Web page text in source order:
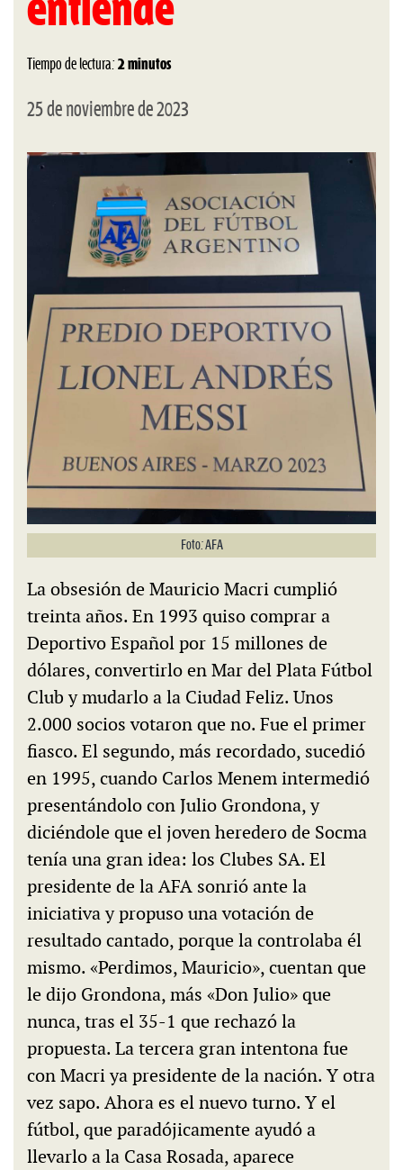
entiende
Tiempo de lectura: 2 minutos
25 de noviembre de 2023
Foto: AFA
La obsesión de Mauricio Macri cumplió
treinta años. En 1993 quiso comprar a
Deportivo Español por 15 millones de
dólares, convertirlo en Mar del Plata Fútbol
Club y mudarlo a la Ciudad Feliz. Unos
2.000 socios votaron que no. Fue el primer
fiasco. El segundo, más recordado, sucedió
en 1995, cuando Carlos Menem intermedió
presentándolo con Julio Grondona, y
diciéndole que el joven heredero de Socma
tenía una gran idea: los Clubes SA. El
presidente de la AFA sonrió ante la
iniciativa y propuso una votación de
resultado cantado, porque la controlaba él
mismo. «Perdimos, Mauricio», cuentan que
le dijo Grondona, más «Don Julio» que
nunca, tras el 35-1 que rechazó la
propuesta. La tercera gran intentona fue
con Macri ya presidente de la nación. Y otra
vez sapo. Ahora es el nuevo turno. Y el
fútbol, que paradójicamente ayudó a
llevarlo a la Casa Rosada, aparece